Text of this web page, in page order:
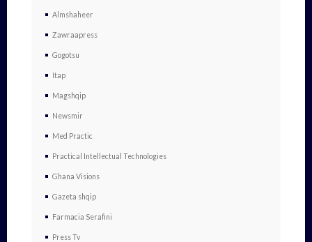
Almshaheer
Zawraapress
Gogotsu
Itap
Magshqip
Newsmir
Med Practic
Practical Intellectual Technologies
Ghana Visions
Gazeta shqip
Farmacia Serafini
Press Tv